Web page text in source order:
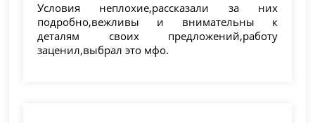
Условия неплохие,рассказали за них
подробно,вежливы и внимательны к
деталям своих предложений,работу
заценил,выбрал это мфо.